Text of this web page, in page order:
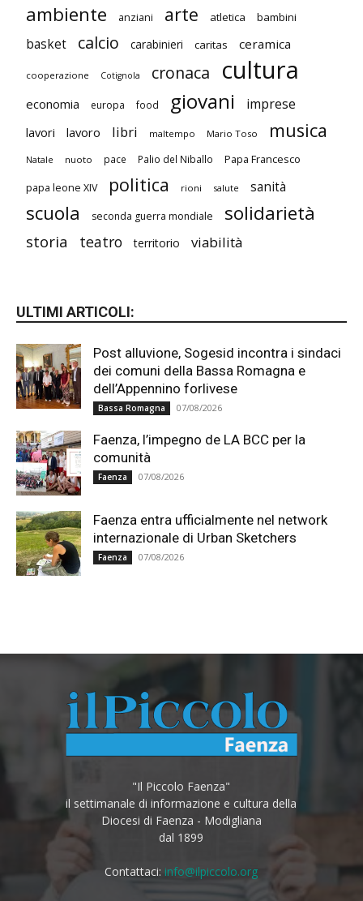
ambiente anziani arte atletica bambini
basket calcio carabinieri caritas ceramica
cooperazione Cotignola cronaca cultura
economia europa food giovani imprese
lavori lavoro libri maltempo Mario Toso musica
Natale nuoto pace Palio del Niballo Papa Francesco
papa leone XIV politica rioni salute sanità
scuola seconda guerra mondiale solidarietà
storia teatro territorio viabilità
ULTIMI ARTICOLI:
Post alluvione, Sogesid incontra i sindaci
dei comuni della Bassa Romagna e
dell’Appennino forlivese
Bassa Romagna 07/08/2026
Faenza, l’impegno de LA BCC per la
comunità
Faenza 07/08/2026
Faenza entra ufficialmente nel network
internazionale di Urban Sketchers
Faenza 07/08/2026
"Il Piccolo Faenza"
il settimanale di informazione e cultura della
Diocesi di Faenza - Modigliana
dal 1899
Contattaci: info@ilpiccolo.org